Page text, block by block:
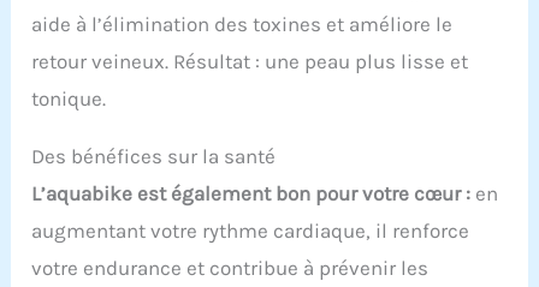
aide à l’élimination des toxines et améliore le
retour veineux. Résultat : une peau plus lisse et
tonique.
Des bénéfices sur la santé
L’aquabike est également bon pour votre cœur : en
augmentant votre rythme cardiaque, il renforce
votre endurance et contribue à prévenir les